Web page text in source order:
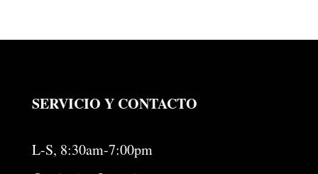
SERVICIO Y CONTACTO
L-S, 8:30am-7:00pm